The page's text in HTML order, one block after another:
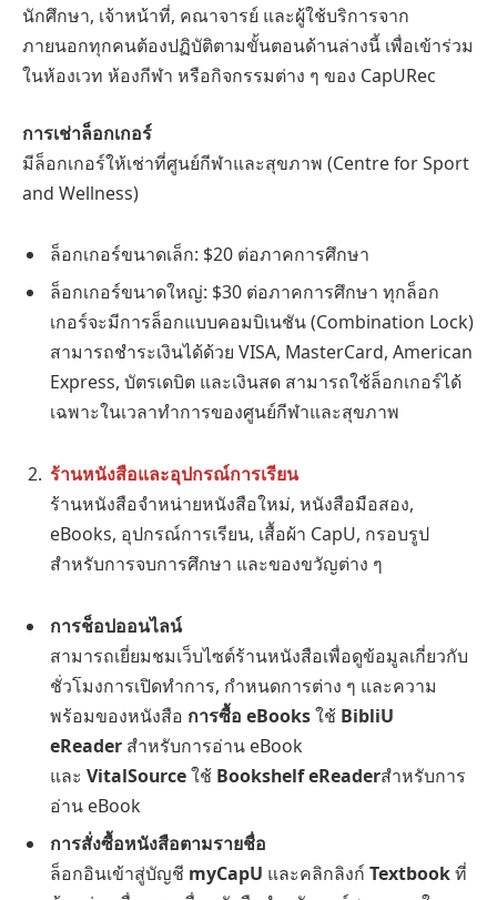
นักศึกษา, เจ้าหน้าที่, คณาจารย์ และผู้ใช้บริการจาก
ภายนอกทุกคนต้องปฏิบัติตามขั้นตอนด้านล่างนี้ เพื่อเข้าร่วม
ในห้องเวท ห้องกีฬา หรือกิจกรรมต่าง ๆ ของ CapURec
การเช่าล็อกเกอร์
มีล็อกเกอร์ให้เช่าที่ศูนย์กีฬาและสุขภาพ (Centre for Sport
and Wellness)
ล็อกเกอร์ขนาดเล็ก: $20 ต่อภาคการศึกษา
ล็อกเกอร์ขนาดใหญ่: $30 ต่อภาคการศึกษา ทุกล็อก
เกอร์จะมีการล็อกแบบคอมบิเนชัน (Combination Lock)
สามารถชำระเงินได้ด้วย VISA, MasterCard, American
Express, บัตรเดบิต และเงินสด สามารถใช้ล็อกเกอร์ได้
เฉพาะในเวลาทำการของศูนย์กีฬาและสุขภาพ
ร้านหนังสือและอุปกรณ์การเรียน
ร้านหนังสือจำหน่ายหนังสือใหม่, หนังสือมือสอง,
eBooks, อุปกรณ์การเรียน, เสื้อผ้า CapU, กรอบรูป
สำหรับการจบการศึกษา และของขวัญต่าง ๆ
การช็อปออนไลน์
สามารถเยี่ยมชมเว็บไซต์ร้านหนังสือเพื่อดูข้อมูลเกี่ยวกับ
ชั่วโมงการเปิดทำการ, กำหนดการต่าง ๆ และความ
พร้อมของหนังสือ การซื้อ eBooksใช้ BibliU
eReader สำหรับการอ่าน eBook
และ VitalSourceใช้ Bookshelf eReaderสำหรับการ
อ่าน eBook
การสั่งซื้อหนังสือตามรายชื่อ
ล็อกอินเข้าสู่บัญชี myCapU และคลิกลิงก์ Textbookที่